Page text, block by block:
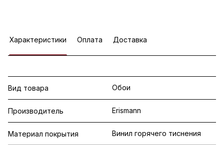
Характеристики Оплата Доставка
Вид товара Обои
Производитель Erismann
Материал покрытия Винил горячего тиснения